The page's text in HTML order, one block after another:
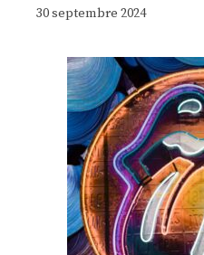
30 septembre 2024